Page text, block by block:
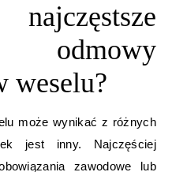
weselu?
może wynikać z różnych
jest inny. Najczęściej
zawodowe lub